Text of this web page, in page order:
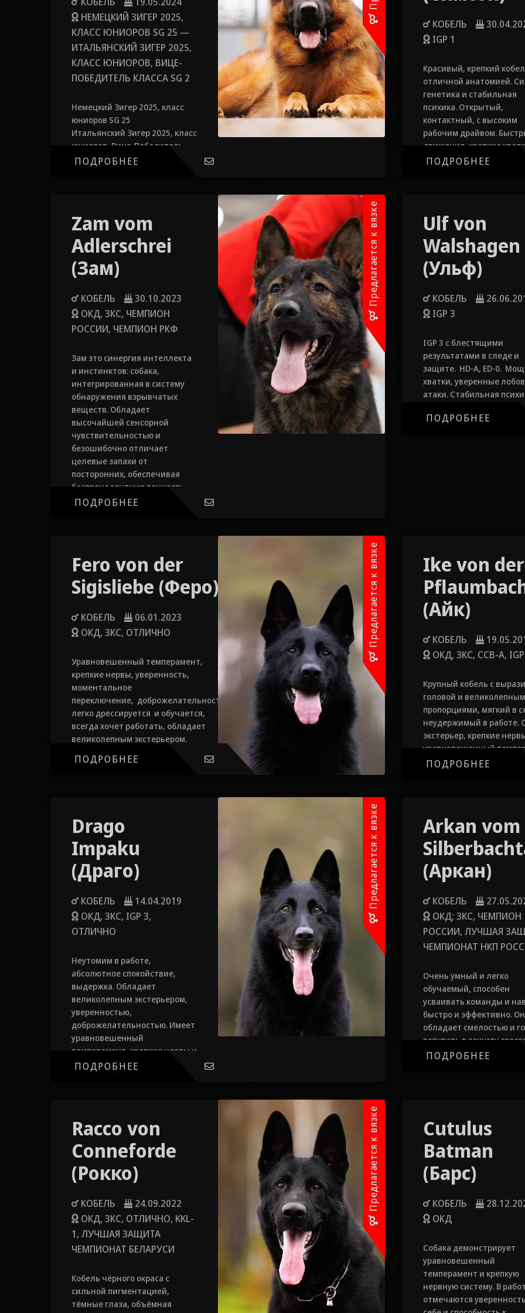
НЕМЕЦКИЙ ЗИГЕР 2025,
КЛАСС ЮНИОРОВ SG 25 —
ИТАЛЬЯНСКИЙ ЗИГЕР 2025,
КЛАСС ЮНИОРОВ, ВИЦЕ-
ПОБЕДИТЕЛЬ КЛАССА SG 2
Немецкий Зигер 2025, класс
юниоров SG 25
Итальянский Зигер 2025, класс
юниоров, Вице-Победитель
класса SG 2
ПОДРОБНЕЕ
КОБЕЛЬ
IGP 1
Красивый, крепкий
отличной анатомией.
генетика и стабильная
психика. Открытый,
контактный, с высоким
рабочим драйвом.
движения, крепкие
отличный баланс.
ПОДРОБНЕЕ
Zam vom
Adlerschrei
(Зам)
КОБЕЛЬ
30.10.2023
ОКД, ЗКС, ЧЕМПИОН
РОССИИ, ЧЕМПИОН РКФ
Зам это синергия интеллекта
и инстинктов: собака,
интегрированная в систему
обнаружения взрывчатых
веществ. Обладает
высочайшей сенсорной
чувствительностью и
безошибочно отличает
целевые запахи от
посторонних, обеспечивая
беспрецедентную точность
обнаружения.
Предлагается к вязке
ПОДРОБНЕЕ
Ulf von
Walshagen
(Ульф)
КОБЕЛЬ
IGP 3
IGP 3 с блестящими
результатами в следе и
защите. HD-A, ED-0.
хватки, уверенные
атаки. Стабильная
ПОДРОБНЕЕ
Fero von der
Sigisliebe (Феро)
КОБЕЛЬ
06.01.2023
ОКД, ЗКС, ОТЛИЧНО
Уравновешенный темперамент,
⁠крепкие нервы, ⁠уверенность,
⁠моментальное
переключение, ⁠доброжелательность,
⁠легко дрессируется и обучается,
⁠всегда хочет работать, ⁠обладает
великолепным экстерьером.
Предлагается к вязке
ПОДРОБНЕЕ
Ike von der
(Айк)
КОБЕЛЬ
ОКД, ЗКС, ССВ-А,
Крупный кобель с
головой и
пропорциями, мягкий в
неудержимый в работе.
экстерьер, крепкие
уравновешенный
дрессируется и обучается.
ПОДРОБНЕЕ
Drago
Impaku
(Драго)
КОБЕЛЬ
14.04.2019
ОКД, ЗКС, IGP 3,
ОТЛИЧНО
Неутомим в работе,
абсолютное спокойствие,
выдержка. Обладает
великолепным экстерьером,
уверенностью,
доброжелательностью. Имеет
уравновешенный
темперамент, крепкие нервы и
моментальное переключение.
Предлагается к вязке
ПОДРОБНЕЕ
Arkan vom
(Аркан)
КОБЕЛЬ
ОКД; ЗКС, ЧЕМПИОН
РОССИИ, ЛУЧШАЯ
ЧЕМПИОНАТ НКП
Очень умный и легко
обучаемый, способен
усваивать команды и
быстро и эффективно. Он
обладает смелостью и
вступить в защиту
человека или территории.
ПОДРОБНЕЕ
Racco von
Conneforde
(Рокко)
КОБЕЛЬ
24.09.2022
ОКД, ЗКС, ОТЛИЧНО, KKL-
1, ЛУЧШАЯ ЗАЩИТА
ЧЕМПИОНАТ БЕЛАРУСИ
Кобель чёрного окраса с
сильной пигментацией,
тёмные глаза, объёмная
Предлагается к вязке
Cutulus
Batman
(Барс)
КОБЕЛЬ
ОКД
Собака демонстрирует
уравновешенный
темперамент и крепкую
нервную систему. В
отмечаются